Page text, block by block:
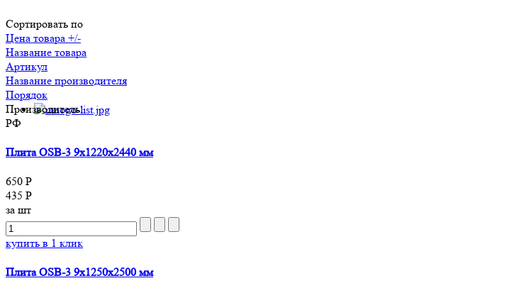
Сортировать по
Цена товара +/-
Название товара
Артикул
Название производителя
Порядок
Производитель:
РФ
Плита OSB-3 9х1220x2440 мм
650 Р
435 Р
за шт
купить в 1 клик
Плита OSB-3 9х1250x2500 мм